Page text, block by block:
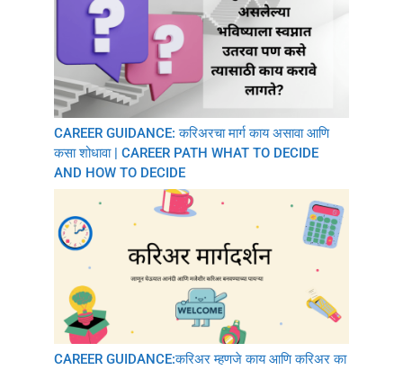
CAREER GUIDANCE: करिअरचा मार्ग काय असावा आणि
कसा शोधावा | CAREER PATH WHAT TO DECIDE
AND HOW TO DECIDE
CAREER GUIDANCE:करिअर म्हणजे काय आणि करिअर का